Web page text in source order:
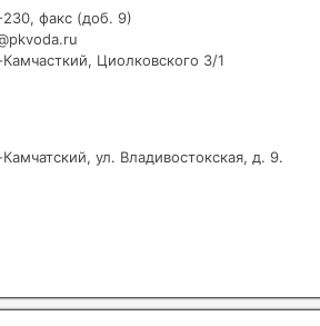
факс (доб. 9)
Циолковского 3/1
ул. Владивостокская, д. 9.